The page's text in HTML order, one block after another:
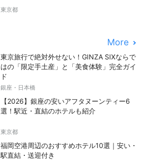
東京都
More
東京旅行で絶対外せない！GINZA SIXならで
はの「限定手土産」と「美食体験」完全ガイ
ド
銀座・日本橋
【2026】銀座の安いアフタヌーンティー6
選！駅近・直結のホテルも紹介
東京都
福岡空港周辺のおすすめホテル10選｜安い・
駅直結・送迎付き